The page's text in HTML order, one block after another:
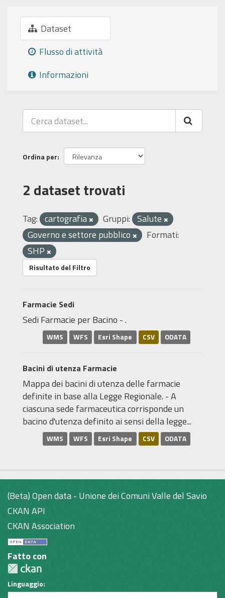
Dataset
Flusso di attività
Informazioni
Ordina per
2 dataset trovati
Tag: cartografia Gruppi: Salute
Governo e settore pubblico
Formati:
SHP
Risultato del Filtro
Farmacie Sedi
Sedi Farmacie per Bacino - .
WMS WFS Esri Shape CSV ODATA
Bacini di utenza Farmacie
Mappa dei bacini di utenza delle farmacie
definite in base alla Legge Regionale. - A
ciascuna sede farmaceutica corrisponde un
bacino d'utenza definito ai sensi della legge...
WMS WFS Esri Shape CSV ODATA
(Beta) Open data - Unione dei Comuni Valle del Savio
CKAN API
CKAN Association
Fatto con
Linguaggio